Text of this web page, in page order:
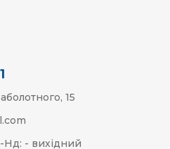
15
- вихідний